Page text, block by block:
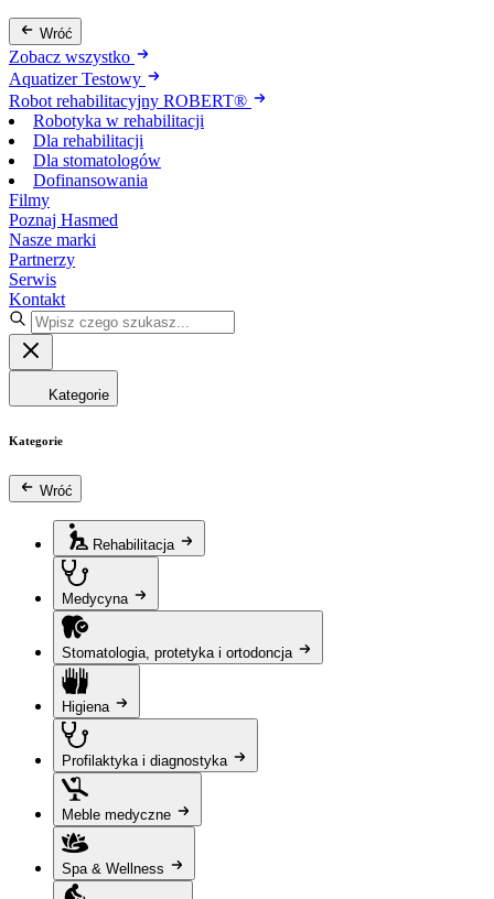
Wróć
Zobacz wszystko
Aquatizer Testowy
Robot rehabilitacyjny ROBERT®
Robotyka w rehabilitacji
Dla rehabilitacji
Dla stomatologów
Dofinansowania
Filmy
Poznaj Hasmed
Nasze marki
Partnerzy
Serwis
Kontakt
Kategorie
Kategorie
Wróć
Rehabilitacja
Medycyna
Stomatologia, protetyka i ortodoncja
Higiena
Profilaktyka i diagnostyka
Meble medyczne
Spa & Wellness